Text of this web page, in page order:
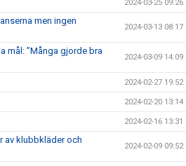
2024-03-25 09:26
men ingen
2024-03-13 08:17
mål: ”Många gjorde bra
2024-03-09 14:09
2024-02-27 19:52
2024-02-20 13:14
2024-02-16 13:31
av klubbkläder och
2024-02-09 09:52